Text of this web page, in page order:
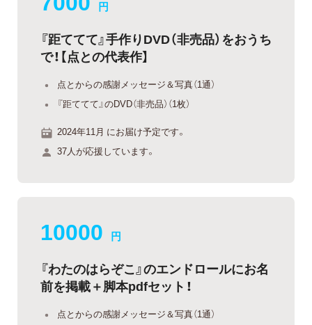
円
『距ててて』手作りDVD（非売品）をおうち
で！【点との代表作】
点とからの感謝メッセージ＆写真（1通）
『距ててて』のDVD（非売品）（1枚）
2024年11月 にお届け予定です。
37人が応援しています。
10000 円
『わたのはらぞこ』のエンドロールにお名
前を掲載＋脚本pdfセット！
点とからの感謝メッセージ＆写真（1通）